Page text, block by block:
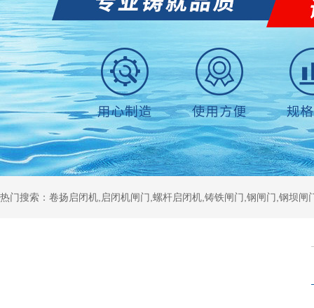
热门搜索：卷扬启闭机,启闭机闸门,螺杆启闭机,铸铁闸门,钢闸门,钢坝